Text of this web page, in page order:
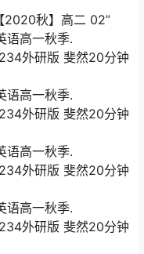
2020秋】高二 02”
语高一秋季.
外研版 斐然20分钟
语高一秋季.
外研版 斐然20分钟
语高一秋季.
外研版 斐然20分钟
语高一秋季.
外研版 斐然20分钟